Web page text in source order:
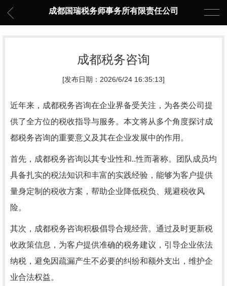
成都国瑞税务师事务所有限责任公司
成都税务咨询
[发布日期：2026/6/24 16:35:13]
近年来，成都税务咨询在企业界备受关注，为各类公司提
供了全方位的税收指导与服务。本文将从多个角度探讨成
都税务咨询的重要意义及其在企业发展中的作用。
首先，成都税务咨询以其专业性和..性而著称。团队成员均
具备扎实的税法知识和丰富的实践经验，能够为客户提供
量身定制的税收方案，帮助企业降低税负、规避税收风
险。
其次，成都税务咨询积极倡导合规经营。通过及时更新税
收政策信息，为客户提供准确的税务建议，引导企业依法
纳税，避免因疏漏产生不必要的纠纷和额外支出，维护企
业合法权益。